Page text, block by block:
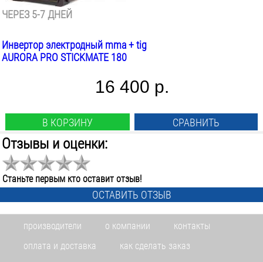
ЧЕРЕЗ 5-7 ДНЕЙ
Инвертор электродный mma + tig
AURORA PRO STICKMATE 180
16 400 р.
В КОРЗИНУ СРАВНИТЬ
Отзывы и оценки:
Станьте первым кто оставит отзыв!
ОСТАВИТЬ ОТЗЫВ
производители о компании
контакты
оплата и доставка
как сделать заказ